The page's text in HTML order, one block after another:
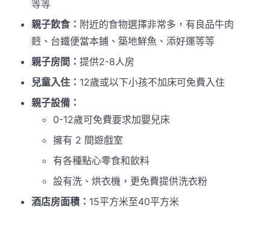
等等
親子飲食： 附近的食物選擇非常多，有良品牛肉
麪、台鐵便當本鋪、築地鮮魚、添好運等等
親子房間： 提供2-8人房
兒童入住： 12歲或以下小孩不加床可免費入住
親子設備：
0-12歲可免費要求加嬰兒床
擁有 2 間遊戲室
有各種點心零食和飲料
設有洗、烘衣機，更免費提供洗衣粉
酒店房面積： 15平方米至40平方米